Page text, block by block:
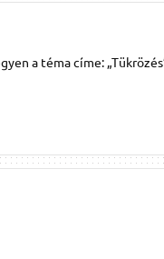
a téma címe: